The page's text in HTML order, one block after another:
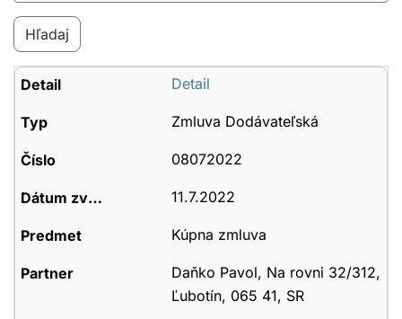
Detail
Zmluva Dodávateľská
08072022
11.7.2022
Kúpna zmluva
Daňko Pavol, Na rovni 32/312,
Ľubotín, 065 41, SR